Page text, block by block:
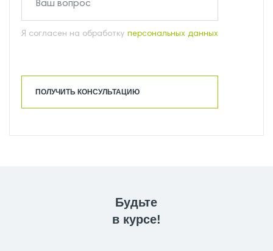
Я согласен на обработку персональных данных
ПОЛУЧИТЬ КОНСУЛЬТАЦИЮ
Будьте
в курсе!